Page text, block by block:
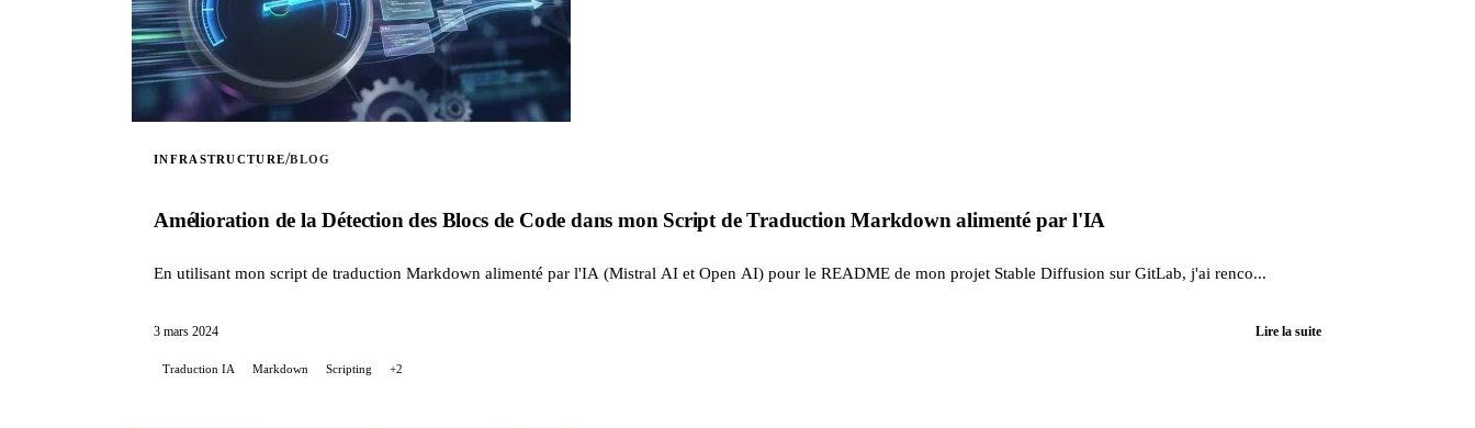
INFRASTRUCTURE/BLOG
Amélioration de la Détection des Blocs de Code dans mon Script de Traduction Markdown alimenté par l'IA
En utilisant mon script de traduction Markdown alimenté par l'IA (Mistral AI et Open AI) pour le README de mon projet Stable Diffusion sur GitLab, j'ai renco...
3 mars 2024 Lire la suite
Traduction IA Markdown Scripting +2